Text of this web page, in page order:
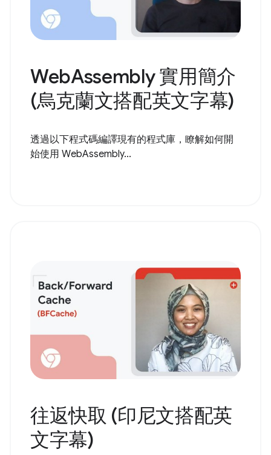
WebAssembly 實用簡介
(烏克蘭文搭配英文字幕)
透過以下程式碼編譯現有的程式庫，瞭解如何開
始使用 WebAssembly...
往返快取 (印尼文搭配英
文字幕)